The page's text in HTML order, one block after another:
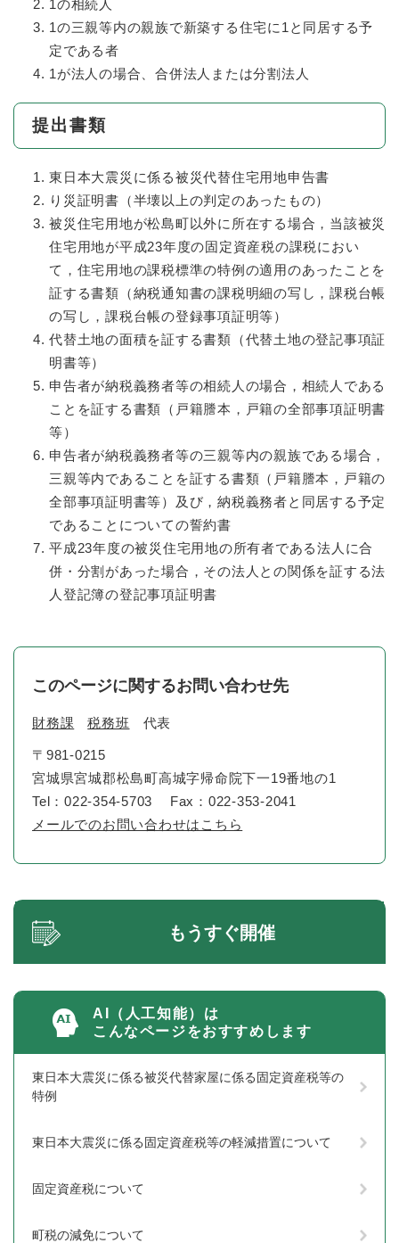
1の相続人
1の三親等内の親族で新築する住宅に1と同居する予
定である者
1が法人の場合、合併法人または分割法人
提出書類
東日本大震災に係る被災代替住宅用地申告書
り災証明書（半壊以上の判定のあったもの）
被災住宅用地が松島町以外に所在する場合，当該被災
住宅用地が平成23年度の固定資産税の課税におい
て，住宅用地の課税標準の特例の適用のあったことを
証する書類（納税通知書の課税明細の写し，課税台帳
の写し，課税台帳の登録事項証明等）
代替土地の面積を証する書類（代替土地の登記事項証
明書等）
申告者が納税義務者等の相続人の場合，相続人である
ことを証する書類（戸籍謄本，戸籍の全部事項証明書
等）
申告者が納税義務者等の三親等内の親族である場合，
三親等内であることを証する書類（戸籍謄本，戸籍の
全部事項証明書等）及び，納税義務者と同居する予定
であることについての誓約書
平成23年度の被災住宅用地の所有者である法人に合
併・分割があった場合，その法人との関係を証する法
人登記簿の登記事項証明書
このページに関するお問い合わせ先
財務課 税務班 代表
〒981-0215
宮城県宮城郡松島町高城字帰命院下一19番地の1
Tel：022-354-5703
Fax：022-353-2041
メールでのお問い合わせはこちら
もうすぐ開催
AI（人工知能）は
こんなページをおすすめします
東日本大震災に係る被災代替家屋に係る固定資産税等の
特例
東日本大震災に係る固定資産税等の軽減措置について
固定資産税について
町税の減免について